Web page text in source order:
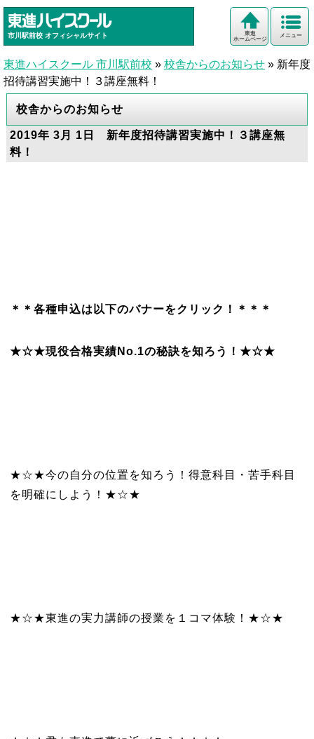
市川駅前校 オフィシャルサイト メニュー
東進
ホームページ
東進ハイスクール 市川駅前校 » 校舎からのお知らせ » 新年度
招待講習実施中！３講座無料！
校舎からのお知らせ
2019年 3月 1日 新年度招待講習実施中！３講座無
料！
＊＊各種申込は以下のバナーをクリック！＊＊＊
★☆★現役合格実績No.1の秘訣を知ろう！★☆★
★☆★今の自分の位置を知ろう！得意科目・苦手科目
を明確にしよう！★☆★
★☆★東進の実力講師の授業を１コマ体験！★☆★